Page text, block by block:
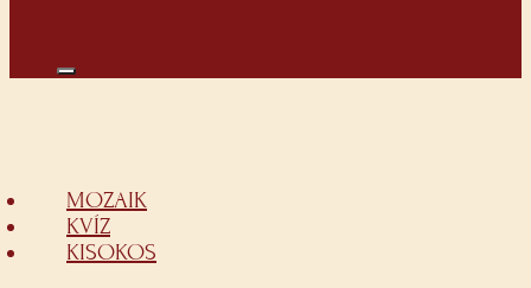
MOZAIK
KVÍZ
KISOKOS